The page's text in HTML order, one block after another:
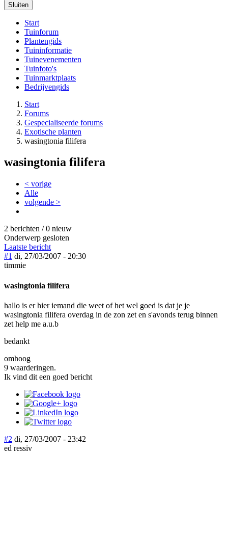
Sluiten
Start
Tuinforum
Plantengids
Tuininformatie
Tuinevenementen
Tuinfoto's
Tuinmarktplaats
Bedrijvengids
Start
Forums
Gespecialiseerde forums
Exotische planten
wasingtonia filifera
wasingtonia filifera
< vorige
Alle
volgende >
2 berichten / 0 nieuw
Onderwerp gesloten
Laatste bericht
#1 di, 27/03/2007 - 20:30
timmie
wasingtonia filifera
hallo is er hier iemand die weet of het wel goed is dat je je
wasingtonia filifera overdag in de zon zet en s'avonds terug binnen
zet help me a.u.b
bedankt
omhoog
9 waarderingen.
Ik vind dit een goed bericht
#2 di, 27/03/2007 - 23:42
ed ressiv